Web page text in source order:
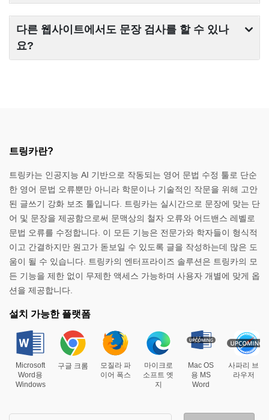
다른 웹사이트에서도 문장 검사를 할 수 있나
요?
트링카란?
트링카는 인공지능 AI 기반으로 작동되는 영어 문법 수정 툴로 단순
한 영어 문법 오류뿐만 아니라 학문이나 기술적인 작문을 위해 고안
된 글쓰기 강화 보조 툴입니다. 트링카는 실시간으로 문장에 맞는 단
어 및 문장을 제공함으로써 문맥상의 철자 오류와 어드밴스 레벨로
문법 오류를 수정합니다. 이 모든 기능은 전문가와 학자들이 형식적
이고 간결하지만 원고가 돋보일 수 있도록 글을 작성하는데 많은 도
움이 될 수 있습니다. 트링카의 엔터프라이즈 솔루션은 트링카의 모
든 기능을 제한 없이 무제한 액세스 가능하며 사용자 개별에 맞게 옵
션을 제공합니다.
설치 가능한 플랫폼
Microsoft
Word용
Windows
구글 크롬
모질라 파
이어 폭스
마이크로
소프트 엣
지
Mac OS
용 MS
Word
사파리 브
라우저